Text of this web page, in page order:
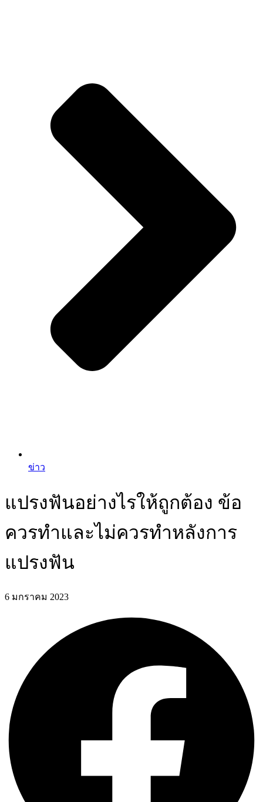
ข่าว
แปรงฟันอย่างไรให้ถูกต้อง ข้อ
ควรทำและไม่ควรทำหลังการ
แปรงฟัน
6 มกราคม 2023